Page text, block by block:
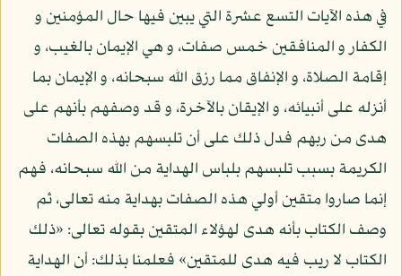
في هذه الآيات التسع عشرة التي يبين فيها حال المؤمنين و
الكفار و المنافقين خمس صفات، و هي الإيمان بالغيب، و
إقامة الصلاة، و الإنفاق مما رزق الله سبحانه، و الإيمان بما
أنزله على أنبيائه، و الإيقان بالآخرة، و قد وصفهم بأنهم على
هدى من ربهم فدل ذلك على أن تلبسهم بهذه الصفات
الكريمة بسبب تلبسهم بلباس الهداية من الله سبحانه، فهم
إنما صاروا متقين أولي هذه الصفات بهداية منه تعالى، ثم
وصف الكتاب بأنه هدى لهؤلاء المتقين بقوله تعالى: «ذلك
الكتاب لا ريب فيه هدى للمتقين» فعلمنا بذلك: أن الهداية